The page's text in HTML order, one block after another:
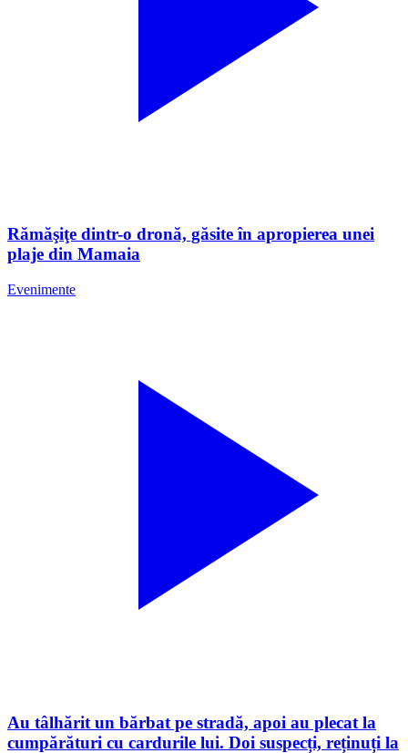
Rămăşiţe dintr-o dronă, găsite în apropierea unei
plaje din Mamaia
Evenimente
Au tâlhărit un bărbat pe stradă, apoi au plecat la
cumpărături cu cardurile lui. Doi suspecți, reținuți la